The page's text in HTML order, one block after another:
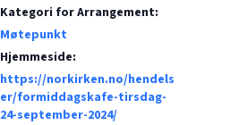
Kategori for Arrangement:
Møtepunkt
Hjemmeside:
https://norkirken.no/hendels
er/formiddagskafe-tirsdag-
24-september-2024/